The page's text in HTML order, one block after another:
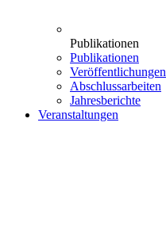
Publikationen
Publikationen
Veröffentlichungen
Abschlussarbeiten
Jahresberichte
Veranstaltungen